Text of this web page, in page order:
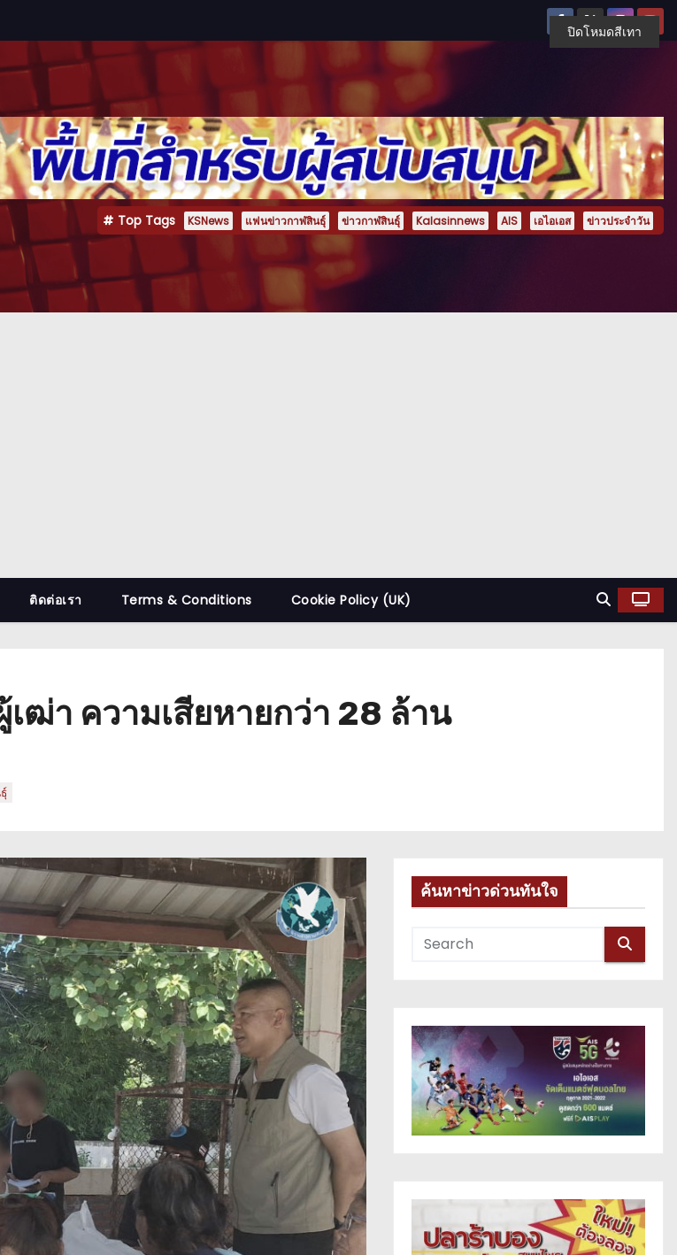
Top Tags KSNews แฟนข่าวกาฬสินธุ์ ข่าวกาฬสินธุ์ Kalasinnews AIS เอไอเอส ข่าวประจำวัน
ติดต่อเรา Terms & Conditions Cookie Policy (UK)
ฒ่า ความเสียหายกว่า 28 ล้าน
ค้นหาข่าวด่วนทันใจ
ปิดโหมดสีเทา